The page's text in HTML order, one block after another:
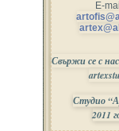
E-
Свържи се с
Студио
2011